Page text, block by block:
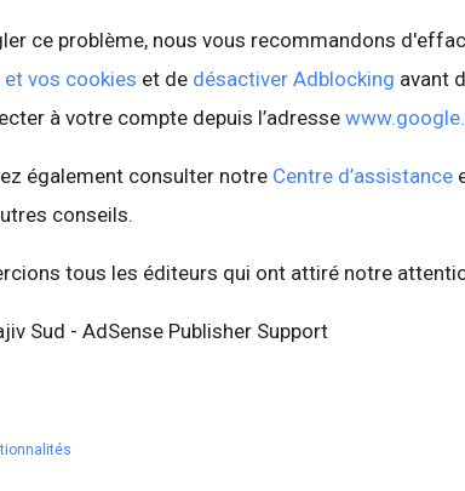
ce problème, nous vous recommandons
et vos cookies et de désactiver Adblocking avant
à votre compte depuis l’adresse
également consulter notre Centre d’assistance
conseils.
tous les éditeurs qui ont attiré notre
Sud - AdSense Publisher Support